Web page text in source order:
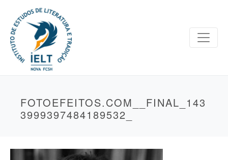
FOTOEFEITOS.COM__FINAL_143
3999397484189532_